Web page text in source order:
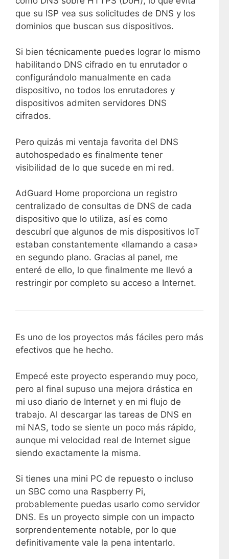
que su ISP vea sus solicitudes de DNS y los
dominios que buscan sus dispositivos.
Si bien técnicamente puedes lograr lo mismo
habilitando DNS cifrado en tu enrutador o
configurándolo manualmente en cada
dispositivo, no todos los enrutadores y
dispositivos admiten servidores DNS
cifrados.
Pero quizás mi ventaja favorita del DNS
autohospedado es finalmente tener
visibilidad de lo que sucede en mi red.
AdGuard Home proporciona un registro
centralizado de consultas de DNS de cada
dispositivo que lo utiliza, así es como
descubrí que algunos de mis dispositivos IoT
estaban constantemente «llamando a casa»
en segundo plano. Gracias al panel, me
enteré de ello, lo que finalmente me llevó a
restringir por completo su acceso a Internet.
Es uno de los proyectos más fáciles pero más
efectivos que he hecho.
Empecé este proyecto esperando muy poco,
pero al final supuso una mejora drástica en
mi uso diario de Internet y en mi flujo de
trabajo. Al descargar las tareas de DNS en
mi NAS, todo se siente un poco más rápido,
aunque mi velocidad real de Internet sigue
siendo exactamente la misma.
Si tienes una mini PC de repuesto o incluso
un SBC como una Raspberry Pi,
probablemente puedas usarlo como servidor
DNS. Es un proyecto simple con un impacto
sorprendentemente notable, por lo que
definitivamente vale la pena intentarlo.